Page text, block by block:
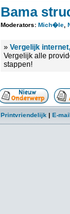
Bama
Moderators: Mich�le
» Vergelijk
Vergelijk alle
stappen!
Printvriendelijk | E-